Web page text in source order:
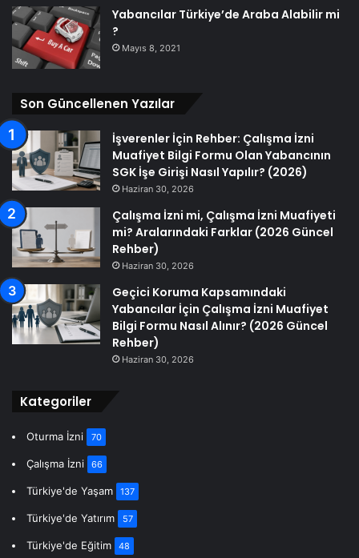
Yabancılar Türkiye’de Araba Alabilir mi
?
Mayıs 8, 2021
Son Güncellenen Yazılar
İşverenler İçin Rehber: Çalışma İzni
Muafiyet Bilgi Formu Olan Yabancının
SGK İşe Girişi Nasıl Yapılır? (2026)
Haziran 30, 2026
Çalışma İzni mi, Çalışma İzni Muafiyeti
mi? Aralarındaki Farklar (2026 Güncel
Rehber)
Haziran 30, 2026
Geçici Koruma Kapsamındaki
Yabancılar İçin Çalışma İzni Muafiyet
Bilgi Formu Nasıl Alınır? (2026 Güncel
Rehber)
Haziran 30, 2026
Kategoriler
Oturma İzni 70
Çalışma İzni 66
Türkiye'de Yaşam 137
Türkiye'de Yatırım 57
Türkiye'de Eğitim 48